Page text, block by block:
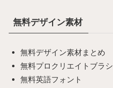
無料デザイン素材
無料デザイン素材まとめ
無料プロクリエイトブラシ
無料英語フォント